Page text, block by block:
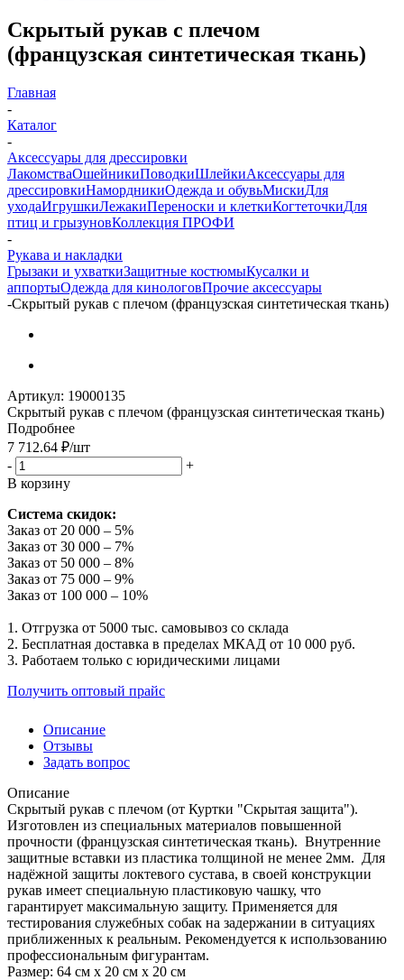
Скрытый рукав с плечом
(французская синтетическая ткань)
Главная
-
Каталог
-
Аксессуары для дрессировки
ЛакомстваОшейникиПоводкиШлейкиАксессуары для
дрессировкиНамордникиОдежда и обувьМискиДля
уходаИгрушкиЛежакиПереноски и клеткиКогтеточкиДля
птиц и грызуновКоллекция ПРОФИ
-
Рукава и накладки
Грызаки и ухваткиЗащитные костюмыКусалки и
аппортыОдежда для кинологовПрочие аксессуары
-Скрытый рукав с плечом (французская синтетическая ткань)
Артикул: 19000135
Скрытый рукав с плечом (французская синтетическая ткань)
Подробнее
7 712.64 ₽/шт
-
+
В корзину
Система скидок:
Заказ от 20 000 – 5%
Заказ от 30 000 – 7%
Заказ от 50 000 – 8%
Заказ от 75 000 – 9%
Заказ от 100 000 – 10%
1. Отгрузка от 5000 тыс. самовывоз со склада
2. Бесплатная доставка в пределах МКАД от 10 000 руб.
3. Работаем только с юридическими лицами
Получить оптовый прайс
Описание
Отзывы
Задать вопрос
Описание
Скрытый рукав с плечом (от Куртки "Скрытая защита").
Изготовлен из специальных материалов повышенной
прочности (французская синтетическая ткань). Внутренние
защитные вставки из пластика толщиной не менее 2мм. Для
надёжной защиты локтевого сустава, в своей конструкции
рукав имеет специальную пластиковую чашку, что
гарантирует максимальную защиту. Применяется для
тестирования служебных собак на задержании в ситуациях
приближенных к реальным. Рекомендуется к использованию
профессиональным фигурантам.
Размер: 64 см х 20 см х 20 см